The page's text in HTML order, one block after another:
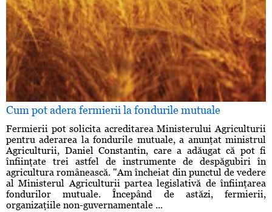
Cum pot adera fermierii la fondurile mutuale
Fermierii pot solicita acreditarea Ministerului Agriculturii
pentru aderarea la fondurile mutuale, a anunţat ministrul
Agriculturii, Daniel Constantin, care a adăugat că pot fi
înfiinţate trei astfel de instrumente de despăgubiri în
agricultura românească. "Am încheiat din punctul de vedere
al Ministerul Agriculturii partea legislativă de înfiinţarea
fondurilor mutuale. Începând de astăzi, fermierii,
organizaţiile non-guvernamentale ...